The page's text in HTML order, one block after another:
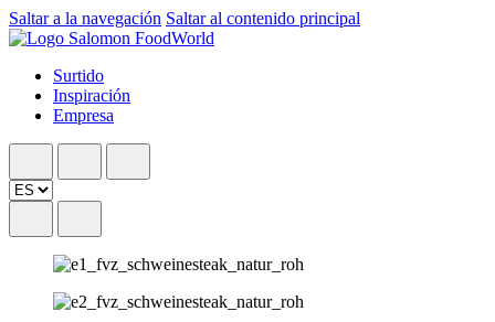
Saltar a la navegación Saltar al contenido principal
Surtido
Inspiración
Empresa